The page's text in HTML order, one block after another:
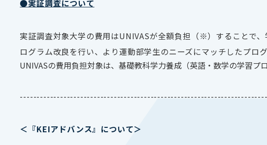
●実証調査について
実証調査対象大学の費用はUNIVASが全額負担（※）することで
ログラム改良を行い、より運動部学生のニーズにマッチしたプログ
UNIVASの費用負担対象は、基礎教科学力養成（英語・数学の学習
＜『KEIアドバンス』について＞